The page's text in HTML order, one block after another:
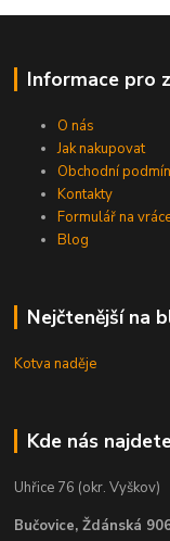
Informace pro
O nás
Jak nakupovat
Obchodní
Kontakty
Formulář na
Blog
Nejčtenější na
Kotva naděje
Kde nás
Uhřice 76 (okr. Vyškov)
Bučovice, Ždánská